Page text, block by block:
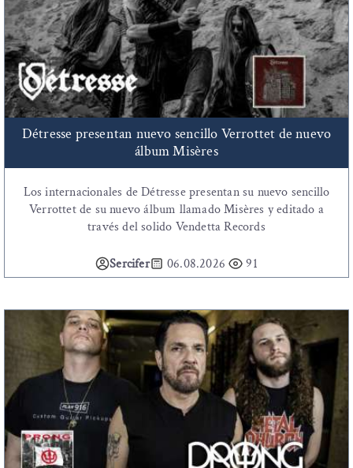
Détresse presentan nuevo sencillo Verrottet de nuevo
álbum Misères
Los internacionales de Détresse presentan su nuevo sencillo
Verrottet de su nuevo álbum llamado Misères y editado a
través del solido Vendetta Records
Sercifer 06.08.2026 91